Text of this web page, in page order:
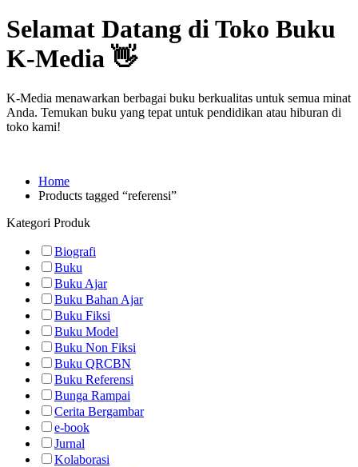
Selamat Datang di Toko Buku
K-Media 👋
K-Media menawarkan berbagai buku berkualitas untuk semua minat
Anda. Temukan buku yang tepat untuk pendidikan atau hiburan di
toko kami!
Home
Products tagged “referensi”
Kategori Produk
Biografi
Buku
Buku Ajar
Buku Bahan Ajar
Buku Fiksi
Buku Model
Buku Non Fiksi
Buku QRCBN
Buku Referensi
Bunga Rampai
Cerita Bergambar
e-book
Jurnal
Kolaborasi